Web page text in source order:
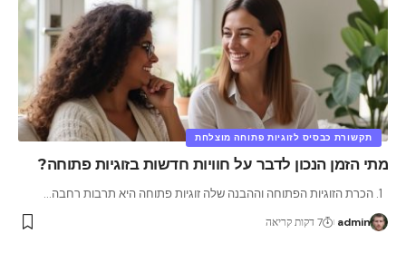
תקשורת כבסיס לזוגיות פתוחה מוצלחת
מתי הזמן הנכון לדבר על חוויות חדשות בזוגיות פתוחה?
…
admin 7 דקות קריאה